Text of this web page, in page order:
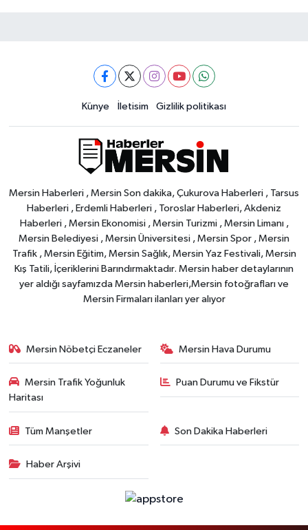
Künye İletisim Gizlilik politikası
Mersin Haberleri , Mersin Son dakika, Çukurova Haberleri , Tarsus
Haberleri , Erdemli Haberleri , Toroslar Haberleri, Akdeniz
Haberleri , Mersin Ekonomisi , Mersin Turizmi , Mersin Limanı ,
Mersin Belediyesi , Mersin Üniversitesi , Mersin Spor , Mersin
Trafik , Mersin Eğitim, Mersin Sağlık, Mersin Yaz Festivali, Mersin
Kış Tatili, İçeriklerini Barındırmaktadır. Mersin haber detaylarının
yer aldığı sayfamızda Mersin haberleri,Mersin fotoğrafları ve
Mersin Firmaları ilanları yer alıyor
Mersin Nöbetçi Eczaneler Mersin Hava Durumu
Mersin Trafik Yoğunluk
Haritası
Puan Durumu ve Fikstür
Tüm Manşetler Son Dakika Haberleri
Haber Arşivi